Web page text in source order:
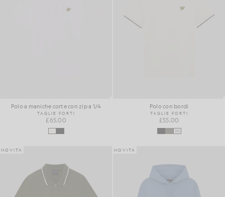
Polo a maniche corte con zip a 1/4
TAGLIE FORTI
£65.00
Polo con bordi
TAGLIE FORTI
£55.00
NOVITÀ NOVITÀ